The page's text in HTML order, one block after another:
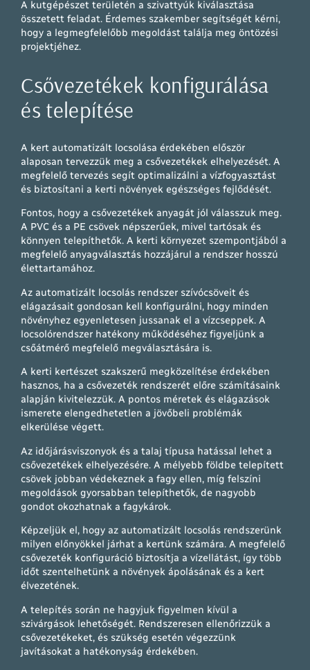
A kutgépészet területén a szivattyúk kiválasztása
összetett feladat. Érdemes szakember segítségét kérni,
hogy a legmegfelelőbb megoldást találja meg öntözési
projektjéhez.
Csővezetékek konfigurálása
és telepítése
A kert automatizált locsolása érdekében először
alaposan tervezzük meg a csővezetékek elhelyezését. A
megfelelő tervezés segít optimalizálni a vízfogyasztást
és biztosítani a kerti növények egészséges fejlődését.
Fontos, hogy a csővezetékek anyagát jól válasszuk meg.
A PVC és a PE csövek népszerűek, mivel tartósak és
könnyen telepíthetők. A kerti környezet szempontjából a
megfelelő anyagválasztás hozzájárul a rendszer hosszú
élettartamához.
Az automatizált locsolás rendszer szívócsöveit és
elágazásait gondosan kell konfigurálni, hogy minden
növényhez egyenletesen jussanak el a vízcseppek. A
locsolórendszer hatékony működéséhez figyeljünk a
csőátmérő megfelelő megválasztására is.
A kerti kertészet szakszerű megközelítése érdekében
hasznos, ha a csővezeték rendszerét előre számításaink
alapján kivitelezzük. A pontos méretek és elágazások
ismerete elengedhetetlen a jövőbeli problémák
elkerülése végett.
Az időjárásviszonyok és a talaj típusa hatással lehet a
csővezetékek elhelyezésére. A mélyebb földbe telepített
csövek jobban védekeznek a fagy ellen, míg felszíni
megoldások gyorsabban telepíthetők, de nagyobb
gondot okozhatnak a fagykárok.
Képzeljük el, hogy az automatizált locsolás rendszerünk
milyen előnyökkel járhat a kertünk számára. A megfelelő
csővezeték konfiguráció biztosítja a vízellátást, így több
időt szentelhetünk a növények ápolásának és a kert
élvezetének.
A telepítés során ne hagyjuk figyelmen kívül a
szivárgások lehetőségét. Rendszeresen ellenőrizzük a
csővezetékeket, és szükség esetén végezzünk
javításokat a hatékonyság érdekében.